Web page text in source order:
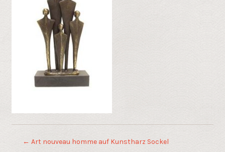
← Art nouveau homme auf Kunstharz Sockel